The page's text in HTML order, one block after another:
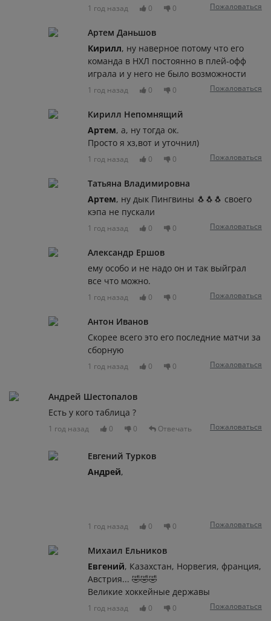
1 год назад 0 0 Пожаловаться
Артем Даньшов
Кирилл, ну наверное потому что его
команда в НХЛ постоянно в плей-офф
играла и у него не было возможности
1 год назад 0 0 Пожаловаться
Кирилл Непомнящий
Артем, а, ну тогда ок.
Просто я хз,вот и уточнил)
1 год назад 0 0 Пожаловаться
Татьяна Владимировна
Артем, ну дык Пингвины 🐧🐧🐧 своего
кэпа не пускали
1 год назад 0 0 Пожаловаться
Александр Ершов
ему особо и не надо он и так выйграл
все что можно.
1 год назад 0 0 Пожаловаться
Антон Иванов
Скорее всего это его последние матчи за
сборную
1 год назад 0 0 Пожаловаться
Андрей Шестопалов
Есть у кого таблица ?
1 год назад 0 0 Отвечать Пожаловаться
Евгений Турков
Андрей,
1 год назад 0 0 Пожаловаться
Михаил Ельников
Евгений, Казахстан, Норвегия, франция,
Австрия... 🤣🤣🤣
Великие хоккейные державы
1 год назад 0 0 Пожаловаться